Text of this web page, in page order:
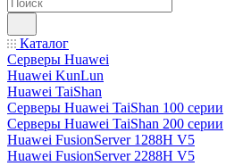
Каталог
Серверы Huawei
Huawei KunLun
Huawei TaiShan
Серверы Huawei TaiShan 100 серии
Серверы Huawei TaiShan 200 серии
Huawei FusionServer 1288H V5
Huawei FusionServer 2288H V5